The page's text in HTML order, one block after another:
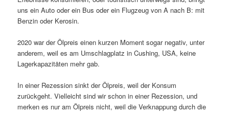
uns ein Auto oder ein Bus oder ein Flugzeug von A nach B: mit
Benzin oder Kerosin.
2020 war der Ölpreis einen kurzen Moment sogar negativ, unter
anderem, weil es am Umschlagplatz in Cushing, USA, keine
Lagerkapazitäten mehr gab.
In einer Rezession sinkt der Ölpreis, weil der Konsum
zurückgeht. Vielleicht sind wir schon in einer Rezession, und
merken es nur am Ölpreis nicht, weil die Verknappung durch die